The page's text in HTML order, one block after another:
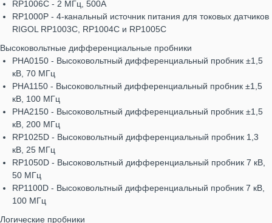
RP1006C - 2 МГц, 500А
RP1000P - 4-канальный источник питания для токовых датчиков
RIGOL RP1003C, RP1004C и RP1005C
Высоковольтные дифференциальные пробники
PHA0150 - Высоковольтный дифференциальный пробник ±1,5
кВ, 70 МГц
PHA1150 - Высоковольтный дифференциальный пробник ±1,5
кВ, 100 МГц
PHA2150 - Высоковольтный дифференциальный пробник ±1,5
кВ, 200 МГц
RP1025D - Высоковольтный дифференциальный пробник 1,3
кВ, 25 МГц
RP1050D - Высоковольтный дифференциальный пробник 7 кВ,
50 МГц
RP1100D - Высоковольтный дифференциальный пробник 7 кВ,
100 МГц
Логические пробники